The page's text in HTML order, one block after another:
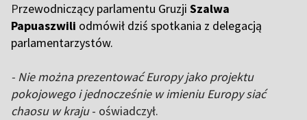
Przewodniczący parlamentu Gruzji Szalwa
Papuaszwili odmówił dziś spotkania z delegacją
parlamentarzystów.
- Nie można prezentować Europy jako projektu
pokojowego i jednocześnie w imieniu Europy siać
chaosu w kraju- oświadczył.